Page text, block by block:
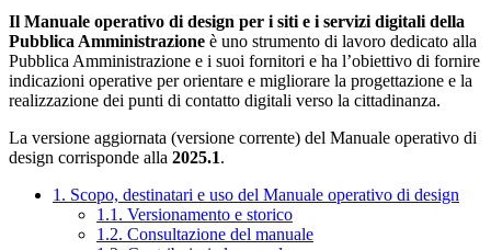
Il Manuale operativo di design per i siti e i servizi digitali della
Pubblica Amministrazione è uno strumento di lavoro dedicato alla
Pubblica Amministrazione e i suoi fornitori e ha l’obiettivo di fornire
indicazioni operative per orientare e migliorare la progettazione e la
realizzazione dei punti di contatto digitali verso la cittadinanza.
La versione aggiornata (versione corrente) del Manuale operativo di
design corrisponde alla 2025.1.
1. Scopo, destinatari e uso del Manuale operativo di design
1.1. Versionamento e storico
1.2. Consultazione del manuale